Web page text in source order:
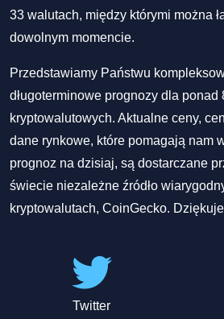
33 walutach, między którymi można
dowolnym momencie.
Przedstawiamy Państwu
długoterminowe prognozy dla ponad
kryptowalutowych. Aktualne ceny,
dane rynkowe, które pomagają nam
prognoz na dzisiaj, są dostarczane
świecie niezależne źródło
kryptowalutach, CoinGecko.
Twitter